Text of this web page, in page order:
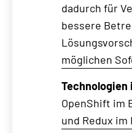
dadurch für
bessere
möglichen
OpenShift im
und Redux im